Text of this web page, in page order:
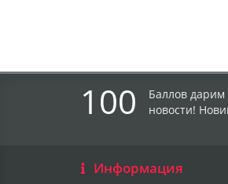
100
Баллов дарим
новости!
Информация